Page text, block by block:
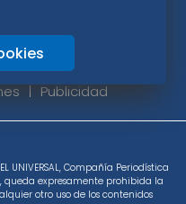
Directorio
Publicidad
UNIVERSAL, Compañía Periodística
queda expresamente prohibida la
otro uso de los contenidos